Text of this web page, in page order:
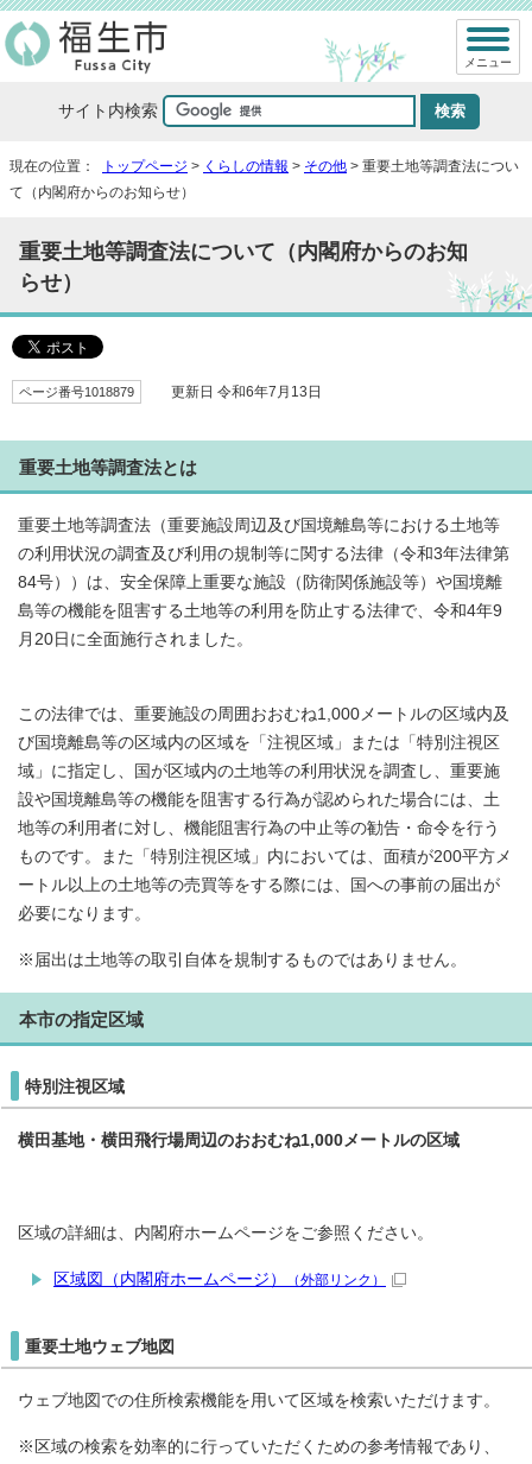
サイト内検索
メニュー
現在の位置： トップページ > くらしの情報 > その他 > 重要土地等調査法につい
て（内閣府からのお知らせ）
重要土地等調査法について（内閣府からのお知
らせ）
ページ番号1018879 更新日 令和6年7月13日
重要土地等調査法とは
重要土地等調査法（重要施設周辺及び国境離島等における土地等
の利用状況の調査及び利用の規制等に関する法律（令和3年法律第
84号））は、安全保障上重要な施設（防衛関係施設等）や国境離
島等の機能を阻害する土地等の利用を防止する法律で、令和4年9
月20日に全面施行されました。
この法律では、重要施設の周囲おおむね1,000メートルの区域内及
び国境離島等の区域内の区域を「注視区域」または「特別注視区
域」に指定し、国が区域内の土地等の利用状況を調査し、重要施
設や国境離島等の機能を阻害する行為が認められた場合には、土
地等の利用者に対し、機能阻害行為の中止等の勧告・命令を行う
ものです。また「特別注視区域」内においては、面積が200平方メ
ートル以上の土地等の売買等をする際には、国への事前の届出が
必要になります。
※届出は土地等の取引自体を規制するものではありません。
本市の指定区域
特別注視区域
横田基地・横田飛行場周辺のおおむね1,000メートルの区域
区域の詳細は、内閣府ホームページをご参照ください。
区域図（内閣府ホームページ） （外部リンク）
重要土地ウェブ地図
ウェブ地図での住所検索機能を用いて区域を検索いただけます。
※区域の検索を効率的に行っていただくための参考情報であり、